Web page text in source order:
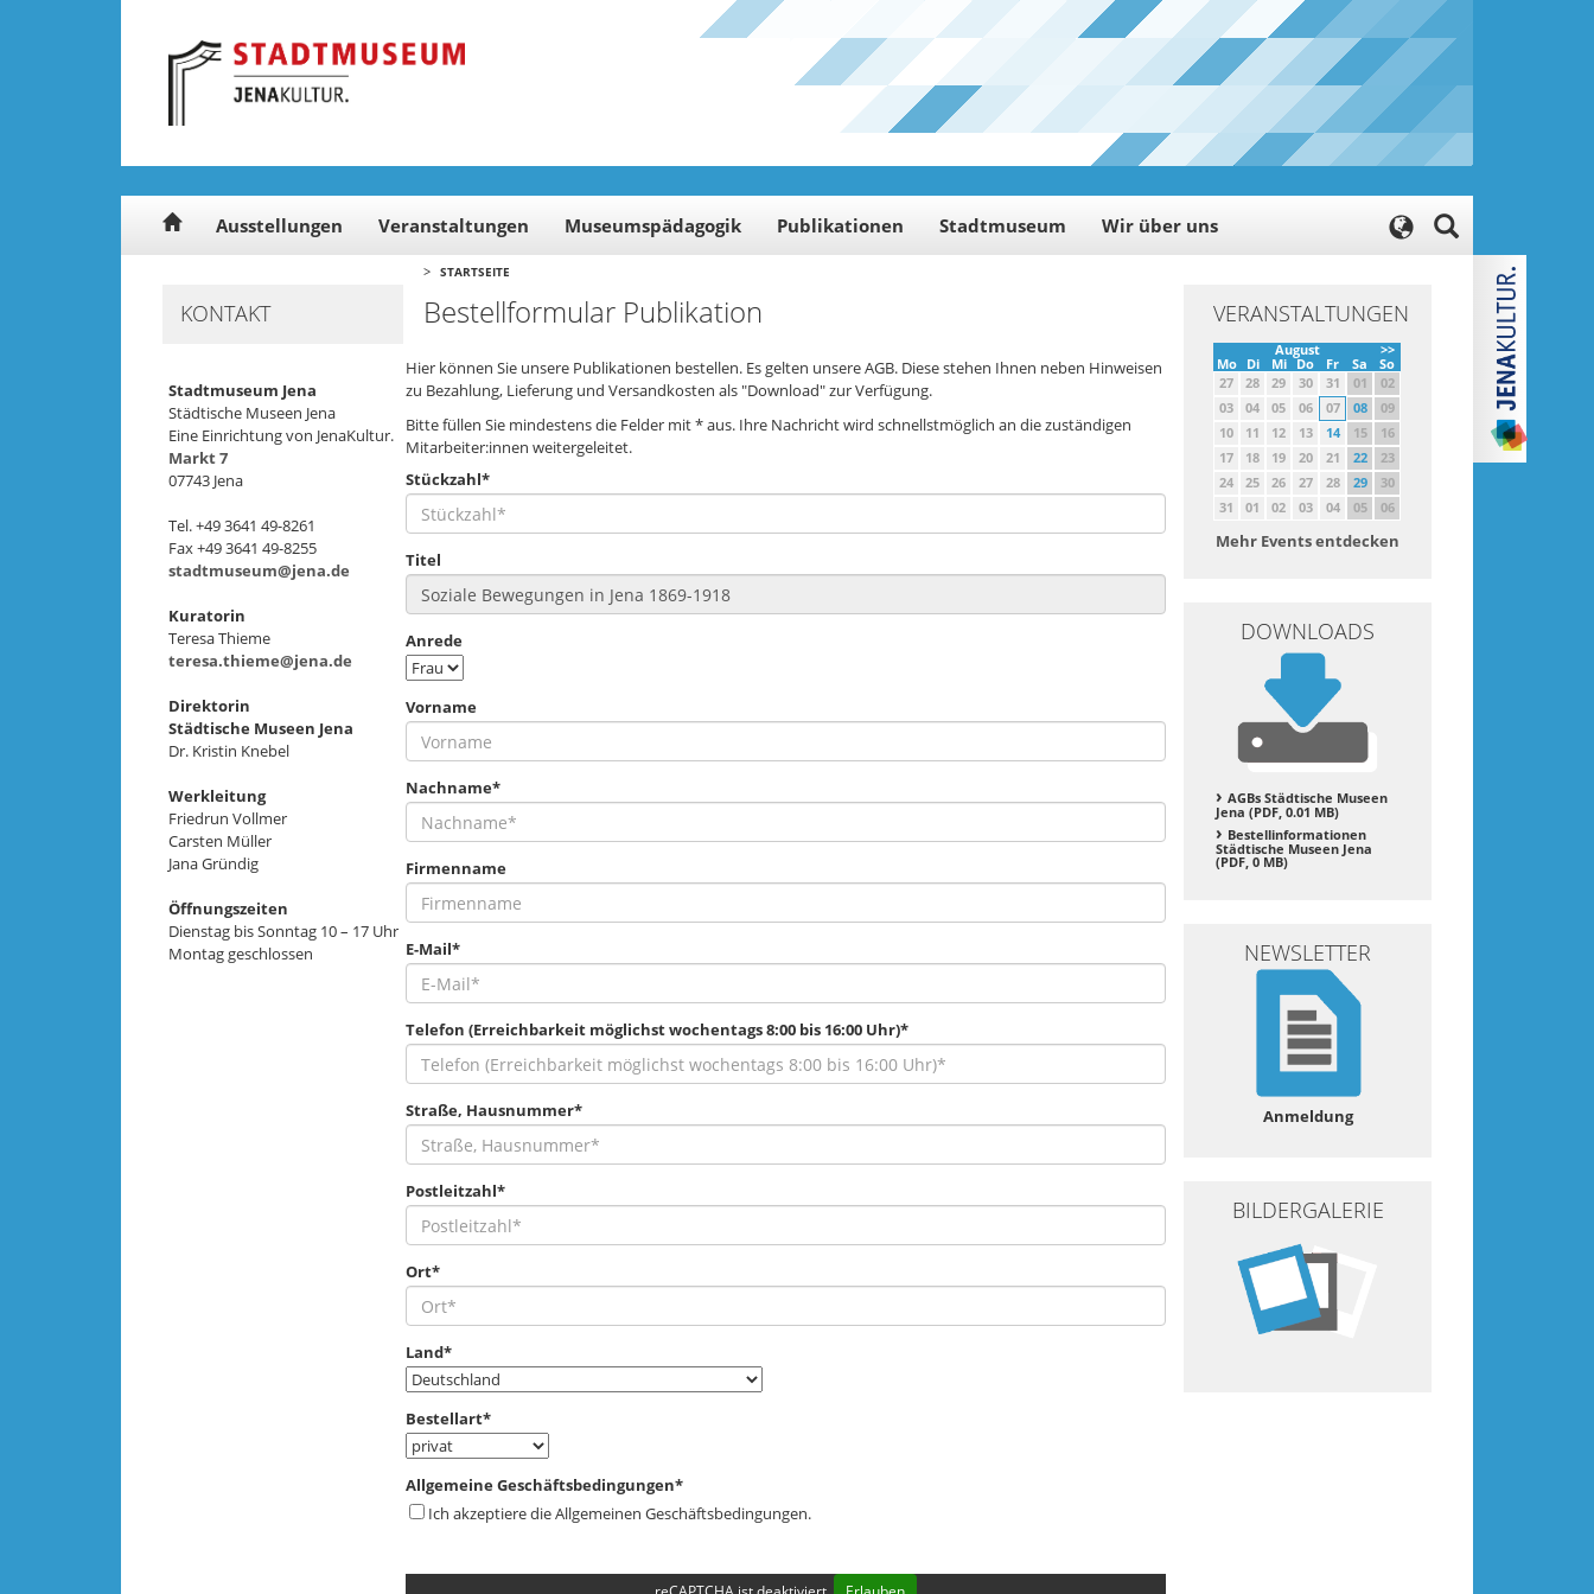
Ausstellungen Veranstaltungen Museumspädagogik Publikationen Stadtmuseum Wir über uns
KONTAKT
Stadtmuseum Jena
Städtische Museen Jena
Eine Einrichtung von JenaKultur.
Markt 7
07743 Jena
Tel. +49 3641 49-8261
Fax +49 3641 49-8255
stadtmuseum@jena.de
Kuratorin
Teresa Thieme
teresa.thieme@jena.de
Direktorin
Städtische Museen Jena
Dr. Kristin Knebel
Werkleitung
Friedrun Vollmer
Carsten Müller
Jana Gründig
Öffnungszeiten
Dienstag bis Sonntag 10 – 17 Uhr
Montag geschlossen
> STARTSEITE
Bestellformular Publikation
Hier können Sie unsere Publikationen bestellen. Es gelten unsere AGB. Diese stehen Ihnen neben Hinweisen
zu Bezahlung, Lieferung und Versandkosten als "Download" zur Verfügung.
Bitte füllen Sie mindestens die Felder mit * aus. Ihre Nachricht wird schnellstmöglich an die zuständigen
Mitarbeiter:innen weitergeleitet.
Stückzahl*
Titel
Anrede
Vorname
Nachname*
Firmenname
E-Mail*
Telefon (Erreichbarkeit möglichst wochentags 8:00 bis 16:00 Uhr)*
Straße, Hausnummer*
Postleitzahl*
Ort*
Land*
Bestellart*
Allgemeine Geschäftsbedingungen*
Ich akzeptiere die Allgemeinen Geschäftsbedingungen.
VERANSTALTUNGEN
>>
August
Mo
Di Mi Do Fr Sa
So
27
28 29 30 31 01
02
03
04 05 06 07 08
09
10
11 12 13 14 15
16
17
18 19 20 21 22
23
24
25 26 27 28 29
30
31
01 02 03 04 05 06
Mehr Events entdecken
DOWNLOADS
AGBs Städtische Museen
Jena (PDF, 0.01 MB)
Bestellinformationen
Städtische Museen Jena
(PDF, 0 MB)
NEWSLETTER
Anmeldung
BILDERGALERIE